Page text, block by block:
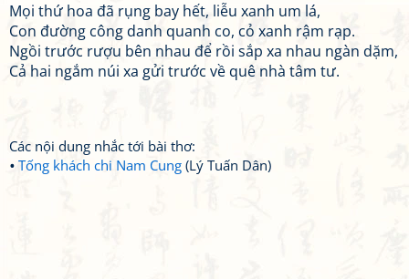
Mọi thứ hoa đã rụng bay hết, liễu xanh um lá,
Con đường công danh quanh co, cỏ xanh rậm rạp.
Ngồi trước rượu bên nhau để rồi sắp xa nhau ngàn dặm,
Cả hai ngắm núi xa gửi trước về quê nhà tâm tư.
Các nội dung nhắc tới bài thơ:
Tống khách chi Nam Cung (Lý Tuấn Dân)